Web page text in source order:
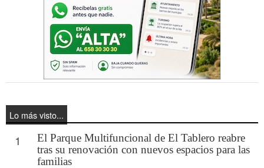
Lo más visto...
1
El Parque Multifuncional de El Tablero reabre
tras su renovación con nuevos espacios para las
familias